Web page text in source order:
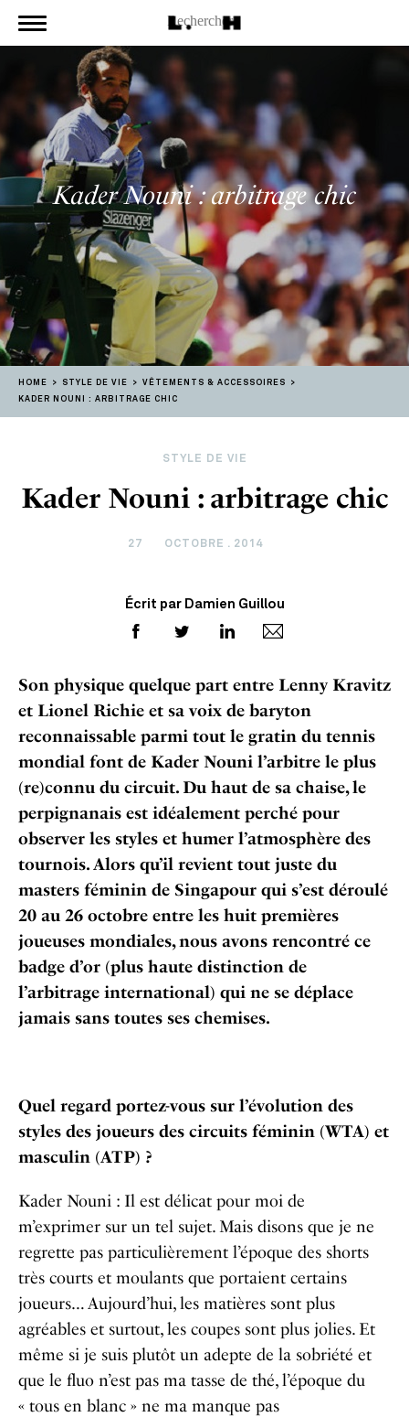
Kader Nouni : arbitrage chic
HOME STYLE DE VIE
VÊTEMENTS & ACCESSOIRES
KADER NOUNI : ARBITRAGE CHIC
STYLE DE VIE
Kader Nouni : arbitrage chic
27 OCTOBRE . 2014
Écrit par Damien Guillou
Son physique quelque part entre Lenny Kravitz
et Lionel Richie et sa voix de baryton
reconnaissable parmi tout le gratin du tennis
mondial font de Kader Nouni l’arbitre le plus
(re)connu du circuit. Du haut de sa chaise, le
perpignanais est idéalement perché pour
observer les styles et humer l’atmosphère des
tournois. Alors qu’il revient tout juste du
masters féminin de Singapour qui s’est déroulé
20 au 26 octobre entre les huit premières
joueuses mondiales, nous avons rencontré ce
badge d’or (plus haute distinction de
l’arbitrage international) qui ne se déplace
jamais sans toutes ses chemises.
Quel regard portez-vous sur l’évolution des
styles des joueurs des circuits féminin (WTA) et
masculin (ATP) ?
Kader Nouni : Il est délicat pour moi de
m’exprimer sur un tel sujet. Mais disons que je ne
regrette pas particulièrement l’époque des shorts
très courts et moulants que portaient certains
joueurs… Aujourd’hui, les matières sont plus
agréables et surtout, les coupes sont plus jolies. Et
même si je suis plutôt un adepte de la sobriété et
que le fluo n’est pas ma tasse de thé, l’époque du
« tous en blanc » ne ma manque pas